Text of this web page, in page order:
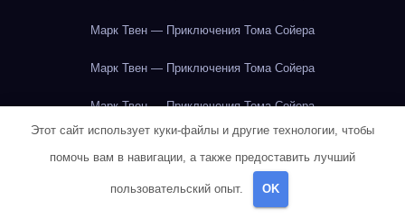
Марк Твен — Приключения Тома Сойера
Марк Твен — Приключения Тома Сойера
Марк Твен — Приключения Тома Сойера
Марк Твен — Приключения Тома Сойера
Этот сайт использует куки-файлы и другие технологии, чтобы
помочь вам в навигации, а также предоставить лучший
пользовательский опыт. OK